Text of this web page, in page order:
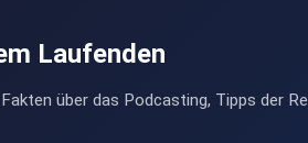
Laufenden
über das Podcasting, Tipps der